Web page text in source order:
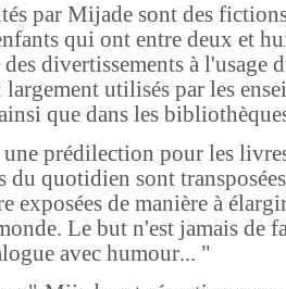
par Mijade sont des
qui ont entre deux et
des divertissements à
largement utilisés par les
que dans les
prédilection pour les
du quotidien sont
exposées de manière à
Le but n'est jamais de
avec humour... "